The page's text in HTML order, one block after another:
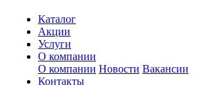
Каталог
Акции
Услуги
О компании
О компании Новости Вакансии
Контакты